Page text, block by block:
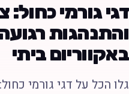
גורמי כחול:
ביתי
הכל על דגי גורמי